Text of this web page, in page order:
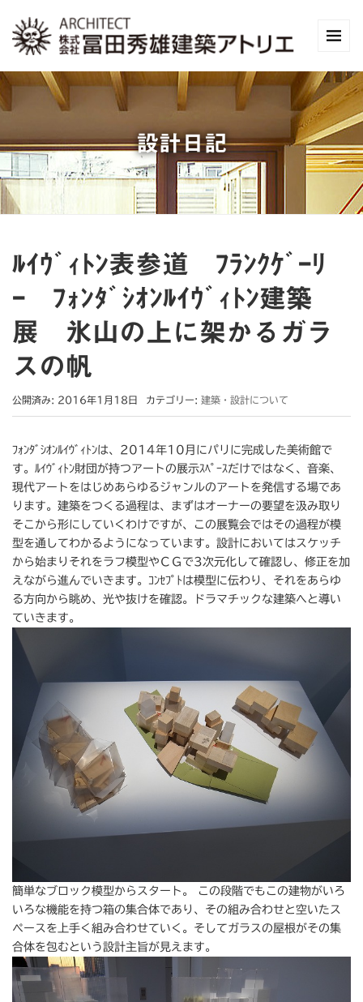
設計日記
ﾙｲｳﾞｨﾄﾝ表参道 ﾌﾗﾝｸｹﾞｰﾘ
ｰ ﾌｫﾝﾀﾞｼｵﾝﾙｲｳﾞｨﾄﾝ建築
展 氷山の上に架かるガラ
スの帆
公開済み: 2016年1月18日 カテゴリー: 建築・設計について
ﾌｫﾝﾀﾞｼｵﾝﾙｲｳﾞｨﾄﾝは、2014年10月にパリに完成した美術館で
す。ﾙｲｳﾞｨﾄﾝ財団が持つアートの展示ｽﾍﾟｰｽだけではなく、音楽、
現代アートをはじめあらゆるジャンルのアートを発信する場であ
ります。建築をつくる過程は、まずはオーナーの要望を汲み取り
そこから形にしていくわけですが、この展覧会ではその過程が模
型を通してわかるようになっています。設計においてはスケッチ
から始まりそれをラフ模型やＣＧで3次元化して確認し、修正を加
えながら進んでいきます。ｺﾝｾﾌﾟﾄは模型に伝わり、それをあらゆ
る方向から眺め、光や抜けを確認。ドラマチックな建築へと導い
ていきます。
簡単なブロック模型からスタート。 この段階でもこの建物がいろ
いろな機能を持つ箱の集合体であり、その組み合わせと空いたス
ペースを上手く組み合わせていく。そしてガラスの屋根がその集
合体を包むという設計主旨が見えます。